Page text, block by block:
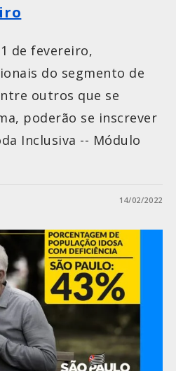
de fevereiro,
do segmento de
outros que se
poderão se inscrever
Inclusiva -- Módulo
14/02/2022